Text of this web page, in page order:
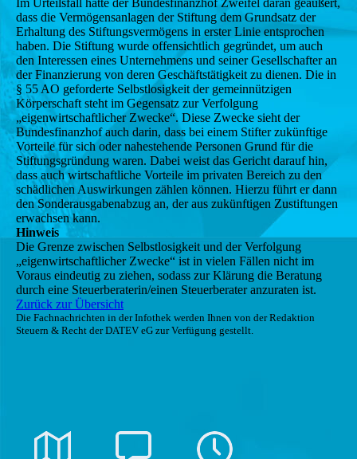
Im Urteilsfall hatte der Bundesfinanzhof Zweifel daran geäußert,
dass die Vermögensanlagen der Stiftung dem Grundsatz der
Erhaltung des Stiftungsvermögens in erster Linie entsprochen
haben. Die Stiftung wurde offensichtlich gegründet, um auch
den Interessen eines Unternehmens und seiner Gesellschafter an
der Finanzierung von deren Geschäftstätigkeit zu dienen. Die in
§ 55 AO geforderte Selbstlosigkeit der gemeinnützigen
Körperschaft steht im Gegensatz zur Verfolgung
„eigenwirtschaftlicher Zwecke“. Diese Zwecke sieht der
Bundesfinanzhof auch darin, dass bei einem Stifter zukünftige
Vorteile für sich oder nahestehende Personen Grund für die
Stiftungsgründung waren. Dabei weist das Gericht darauf hin,
dass auch wirtschaftliche Vorteile im privaten Bereich zu den
schädlichen Auswirkungen zählen können. Hierzu führt er dann
den Sonderausgabenabzug an, der aus zukünftigen Zustiftungen
erwachsen kann.
Hinweis
Die Grenze zwischen Selbstlosigkeit und der Verfolgung
„eigenwirtschaftlicher Zwecke“ ist in vielen Fällen nicht im
Voraus eindeutig zu ziehen, sodass zur Klärung die Beratung
durch eine Steuerberaterin/einen Steuerberater anzuraten ist.
Zurück zur Übersicht
Die Fachnachrichten in der Infothek werden Ihnen von der Redaktion
Steuern & Recht der DATEV eG zur Verfügung gestellt.